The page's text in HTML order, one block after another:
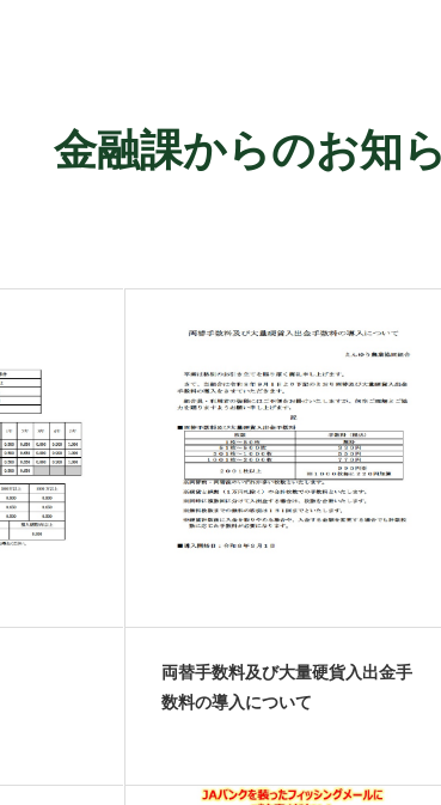
金融課からのお知
両替手数料及び大量硬貨入出金手
数料の導入について